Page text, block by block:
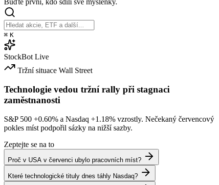
Buďte první, kdo sdílí své myšlenky.
⌘ K
StockBot Live
Tržní situace Wall Street
Technologie vedou tržní rally při stagnaci
zaměstnanosti
S&P 500 +0.60% a Nasdaq +1.18% vzrostly. Nečekaný červencový
pokles míst podpořil sázky na nižší sazby.
Zeptejte se na to
Proč v USA v červenci ubylo pracovních míst?
Které technologické tituly dnes táhly Nasdaq?